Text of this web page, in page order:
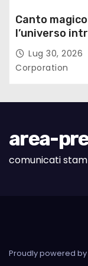
Canto
l’universo
Lilinanna
Lug 30, 2026
Corporation
area-
comunicati
Proudly powered